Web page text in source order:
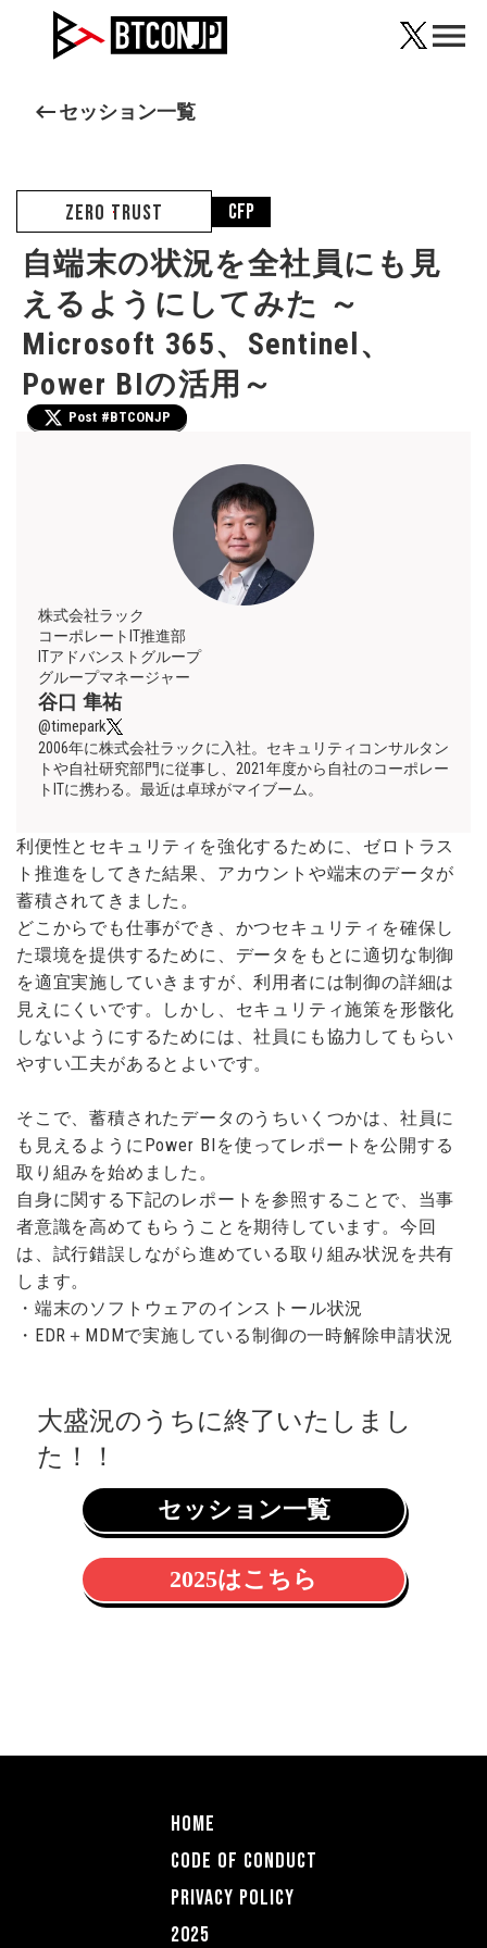
menu
keyboard_backspaceセッション一覧
ZERO TRUST CfP
自端末の状況を全社員にも見
えるようにしてみた ～
Microsoft 365、Sentinel、
Power BIの活用～
Post #BTCONJP
株式会社ラック
コーポレートIT推進部
ITアドバンストグループ
グループマネージャー
谷口 隼祐
@timepark
2006年に株式会社ラックに入社。セキュリティコンサルタン
トや自社研究部門に従事し、2021年度から自社のコーポレー
トITに携わる。最近は卓球がマイブーム。
利便性とセキュリティを強化するために、ゼロトラス
ト推進をしてきた結果、アカウントや端末のデータが
蓄積されてきました。
どこからでも仕事ができ、かつセキュリティを確保し
た環境を提供するために、データをもとに適切な制御
を適宜実施していきますが、利用者には制御の詳細は
見えにくいです。しかし、セキュリティ施策を形骸化
しないようにするためには、社員にも協力してもらい
やすい工夫があるとよいです。
そこで、蓄積されたデータのうちいくつかは、社員に
も見えるようにPower BIを使ってレポートを公開する
取り組みを始めました。
自身に関する下記のレポートを参照することで、当事
者意識を高めてもらうことを期待しています。今回
は、試行錯誤しながら進めている取り組み状況を共有
します。
・端末のソフトウェアのインストール状況
・EDR＋MDMで実施している制御の一時解除申請状況
大盛況のうちに終了いたしまし
た！！
セッション一覧
2025はこちら
HOME
CODE OF COnDUCT
PRIVACY POLICY
2025